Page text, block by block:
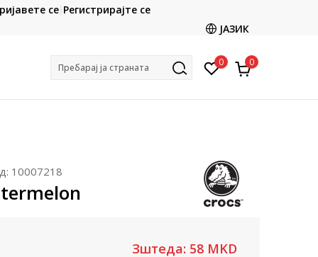
CLICK & COLLECT
со картичка online и подигнете во продавницата
се Регистрирајте се
ЈАЗИК
Пребарај ја страната 0 0
10007218
Зштеда: 58 MKD